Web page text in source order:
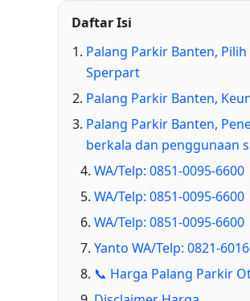
Daftar Isi
Palang Parkir Banten,
Sperpart
Palang Parkir Banten,
Palang Parkir Banten,
berkala dan penggunaan
WA/Telp: 0851-0095-6600
WA/Telp: 0851-0095-6600
WA/Telp: 0851-0095-6600
Yanto WA/Telp: 0821-
📞 Harga Palang Parkir